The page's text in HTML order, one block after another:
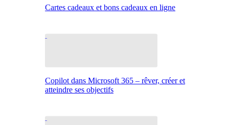
Cartes cadeaux et bons cadeaux en ligne
Copilot dans Microsoft 365 – rêver, créer et
atteindre ses objectifs